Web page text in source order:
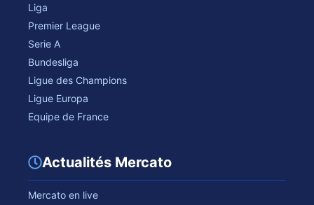
Liga
Premier League
Serie A
Bundesliga
Ligue des Champions
Ligue Europa
Equipe de France
Actualités Mercato
Mercato en live